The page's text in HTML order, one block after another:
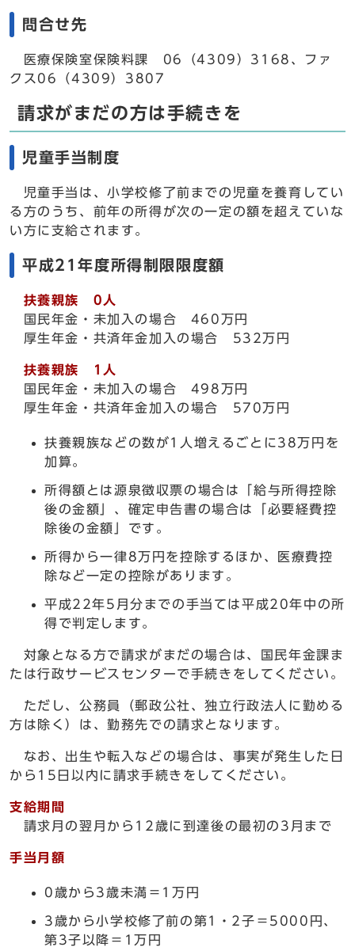
問合せ先
医療保険室保険料課 06（4309）3168、ファ
クス06（4309）3807
請求がまだの方は手続きを
児童手当制度
児童手当は、小学校修了前までの児童を養育してい
る方のうち、前年の所得が次の一定の額を超えていな
い方に支給されます。
平成21年度所得制限限度額
扶養親族 0人
国民年金・未加入の場合 460万円
厚生年金・共済年金加入の場合 532万円
扶養親族 1人
国民年金・未加入の場合 498万円
厚生年金・共済年金加入の場合 570万円
扶養親族などの数が1人増えるごとに38万円を
加算。
所得額とは源泉徴収票の場合は「給与所得控除
後の金額」、確定申告書の場合は「必要経費控
除後の金額」です。
所得から一律8万円を控除するほか、医療費控
除など一定の控除があります。
平成22年5月分までの手当ては平成20年中の所
得で判定します。
対象となる方で請求がまだの場合は、国民年金課ま
たは行政サービスセンターで手続きをしてください。
ただし、公務員（郵政公社、独立行政法人に勤める
方は除く）は、勤務先での請求となります。
なお、出生や転入などの場合は、事実が発生した日
から15日以内に請求手続きをしてください。
支給期間
請求月の翌月から12歳に到達後の最初の3月まで
手当月額
0歳から3歳未満＝1万円
3歳から小学校修了前の第1・2子＝5000円、
第3子以降＝1万円